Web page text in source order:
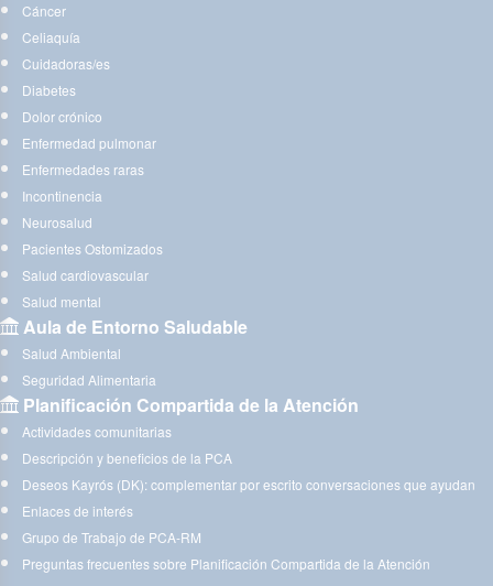
Cáncer
Celiaquía
Cuidadoras/es
Diabetes
Dolor crónico
Enfermedad pulmonar
Enfermedades raras
Incontinencia
Neurosalud
Pacientes Ostomizados
Salud cardiovascular
Salud mental
Aula de Entorno Saludable
Salud Ambiental
Seguridad Alimentaria
Planificación Compartida de la Atención
Actividades comunitarias
Descripción y beneficios de la PCA
Deseos Kayrós (DK): complementar por escrito conversaciones que ayudan
Enlaces de interés
Grupo de Trabajo de PCA-RM
Preguntas frecuentes sobre Planificación Compartida de la Atención